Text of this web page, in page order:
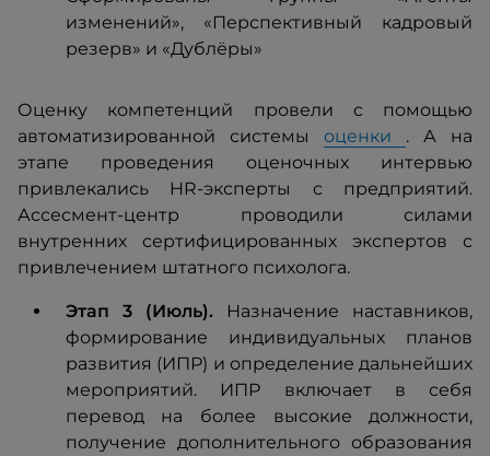
изменений», «Перспективный кадровый
резерв» и «Дублёры»
Оценку компетенций провели с помощью
автоматизированной системы оценки . А на
этапе проведения оценочных интервью
привлекались HR-эксперты с предприятий.
Ассесмент-центр проводили силами
внутренних сертифицированных экспертов с
привлечением штатного психолога.
Этап 3 (Июль). Назначение наставников,
формирование индивидуальных планов
развития (ИПР) и определение дальнейших
мероприятий. ИПР включает в себя
перевод на более высокие должности,
получение дополнительного образования